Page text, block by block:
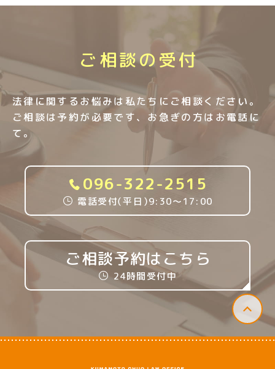
ご相談の受付
法律に関するお悩みは私たちにご相談ください。
ご相談は予約が必要です、お急ぎの方はお電話に
て。
096-322-2515
電話受付（平日 ）9:30〜17:00
ご相談予約はこちら
24時間受付中